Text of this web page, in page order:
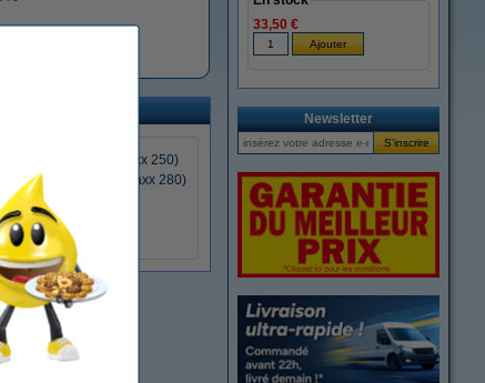
- 7 mm (Schneider Maxx 250)
- 12 mm (Schneider Maxx 280)
33,50 €
Newsletter